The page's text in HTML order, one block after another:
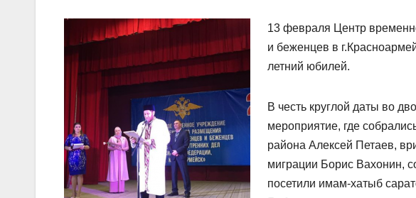
13 февраля Центр
и беженцев в
летний юбилей.
В честь круглой даты во
мероприятие, где
района Алексей Петаев,
миграции Борис Вахонин,
посетили имам-хатыб